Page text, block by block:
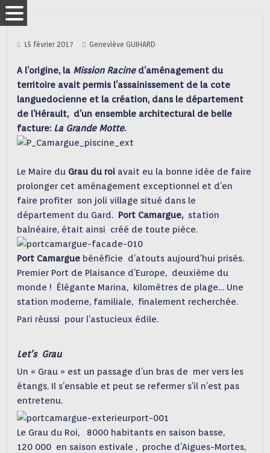
15 février 2017 Geneviève GUIHARD
A l’origine, la Mission Racined’aménagement du
territoire avait permis l’assainissement de la cote
languedocienne et la création, dans le département
de l’Hérault, d’un ensemble architectural de belle
facture: La Grande Motte.
Le Maire du Grau du roi avait eu la bonne idée de faire
prolonger cet aménagement exceptionnel et d’en
faire profiter son joli village situé dans le
département du Gard. Port Camargue, station
balnéaire, était ainsi créé de toute pièce.
Port Camargue bénéficie d’atouts aujourd’hui prisés.
Premier Port de Plaisance d’Europe, deuxième du
monde ! Élégante Marina, kilomètres de plage… Une
station moderne, familiale, finalement recherchée.
Pari réussi pour l’astucieux édile.
Let’s Grau
Un « Grau » est un passage d’un bras de mer vers les
étangs. Il s’ensable et peut se refermer s’il n’est pas
entretenu.
Le Grau du Roi, 8000 habitants en saison basse,
120 000 en saison estivale , proche d’Aigues-Mortes,